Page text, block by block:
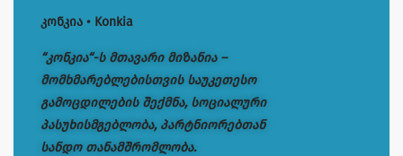
კონკია • Konkia
“კონკია“-ს მთავარი მიზანია –
მომხმარებლებისთვის საუკეთესო
გამოცდილების შექმნა, სოციალური
პასუხისმგებლობა, პარტნიორებთან
სანდო თანამშრომლობა.